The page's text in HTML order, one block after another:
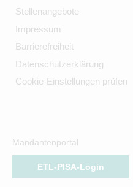
Stellenangebote
Impressum
Barrierefreiheit
Datenschutzerklärung
Cookie-Einstellungen prüfen
Mandantenportal
ETL-PISA-Login